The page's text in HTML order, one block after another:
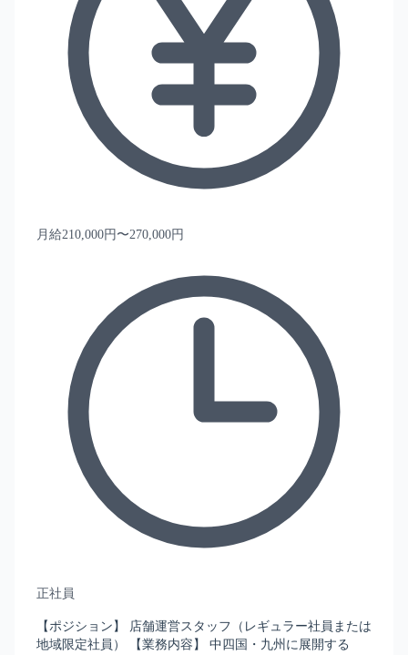
月給210,000円〜270,000円
正社員
【ポジション】 店舗運営スタッフ（レギュラー社員または
地域限定社員） 【業務内容】 中四国・九州に展開する